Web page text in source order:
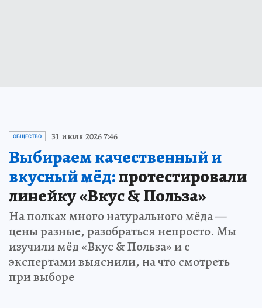
ОБЩЕСТВО 31 июля 2026 7:46
Выбираем качественный и
вкусный мёд:протестировали
линейку «Вкус & Польза»
На полках много натурального мёда —
цены разные, разобраться непросто. Мы
изучили мёд «Вкус & Польза» и с
экспертами выяснили, на что смотреть
при выборе